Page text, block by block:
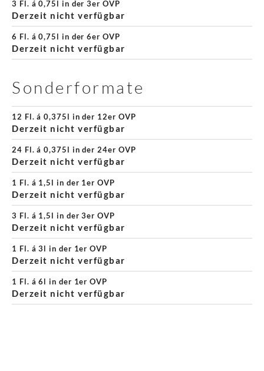
3 Fl. á 0,75l in der 3er OVP
Derzeit nicht verfügbar
6 Fl. á 0,75l in der 6er OVP
Derzeit nicht verfügbar
Sonderformate
12 Fl. á 0,375l in der 12er OVP
Derzeit nicht verfügbar
24 Fl. á 0,375l in der 24er OVP
Derzeit nicht verfügbar
1 Fl. á 1,5l in der 1er OVP
Derzeit nicht verfügbar
3 Fl. á 1,5l in der 3er OVP
Derzeit nicht verfügbar
1 Fl. á 3l in der 1er OVP
Derzeit nicht verfügbar
1 Fl. á 6l in der 1er OVP
Derzeit nicht verfügbar